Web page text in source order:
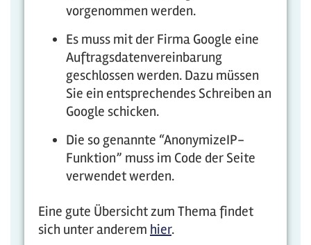
vorgenommen werden.
Es muss mit der Firma Google eine
Auftragsdatenvereinbarung
geschlossen werden. Dazu müssen
Sie ein entsprechendes Schreiben an
Google schicken.
Die so genannte “AnonymizeIP-
Funktion” muss im Code der Seite
verwendet werden.
Eine gute Übersicht zum Thema findet
sich unter anderem hier.